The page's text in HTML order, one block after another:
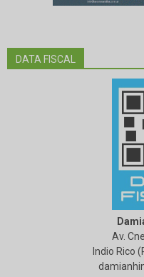
DATA FISCAL
Av.
Indio Rico